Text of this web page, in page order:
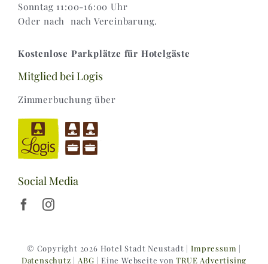
Sonntag 11:00-16:00 Uhr
Oder nach nach Vereinbarung.
Kostenlose Parkplätze für Hotelgäste
Mitglied bei Logis
Zimmerbuchung über
Social Media
© Copyright 2026 Hotel Stadt Neustadt |Impressum |
Datenschutz |ABG | Eine Webseite vonTRUE Advertising